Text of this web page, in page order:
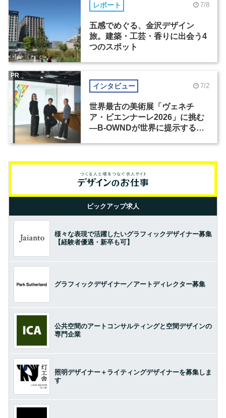
レポート 7/8
五感でめぐる、金沢デザイン
旅。建築・工芸・香りに出会う4
つのスポット
インタビュー 7/2
世界最古の美術展「ヴェネチ
ア・ビエンナーレ2026」に挑む
―B-OWNDが世界に提示する美
PR
ピックアップ求人
様々な表現で活躍したいグラフィックデザイナー募集
【経験者優遇・新卒も可】
グラフィックデザイナー／アートディレクター募集
公共空間のアートコンサルティングと空間デザインの
専門企業
照明デザイナー＋ライティングデザイナーを募集しま
す